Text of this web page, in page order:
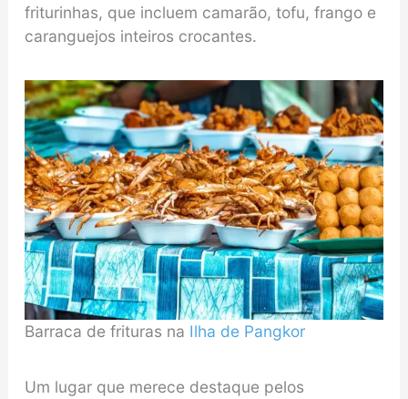
friturinhas, que incluem camarão, tofu, frango e
caranguejos inteiros crocantes.
Barraca de frituras na Ilha de Pangkor
Um lugar que merece destaque pelos